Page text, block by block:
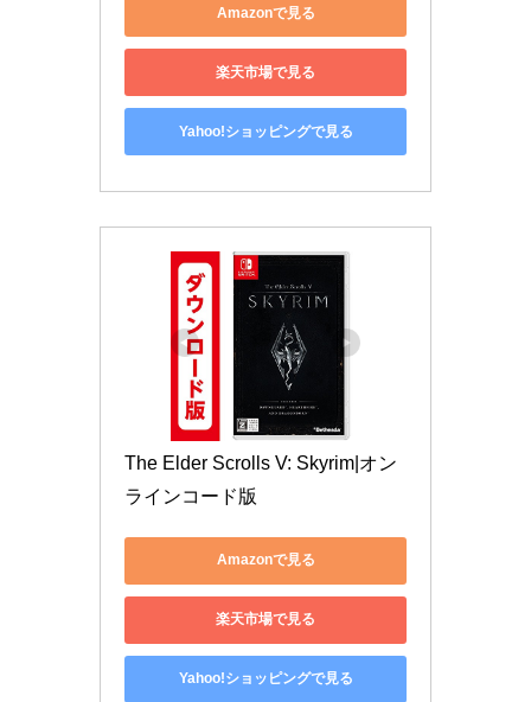
Amazonで見る
楽天市場で見る
Yahoo!ショッピングで見る
The Elder Scrolls V: Skyrim|オン
ラインコード版
Amazonで見る
楽天市場で見る
Yahoo!ショッピングで見る